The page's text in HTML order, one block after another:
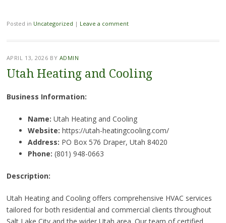
Posted in Uncategorized | Leave a comment
APRIL 13, 2026 BY ADMIN
Utah Heating and Cooling
Business Information:
Name: Utah Heating and Cooling
Website: https://utah-heatingcooling.com/
Address: PO Box 576 Draper, Utah 84020
Phone: (801) 948-0663
Description:
Utah Heating and Cooling offers comprehensive HVAC services
tailored for both residential and commercial clients throughout